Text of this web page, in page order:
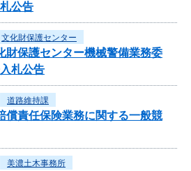
公告
文化財保護センター
財保護センター機械警備業務委
札公告
道路維持課
償責任保険業務に関する一般競
美濃土木事務所